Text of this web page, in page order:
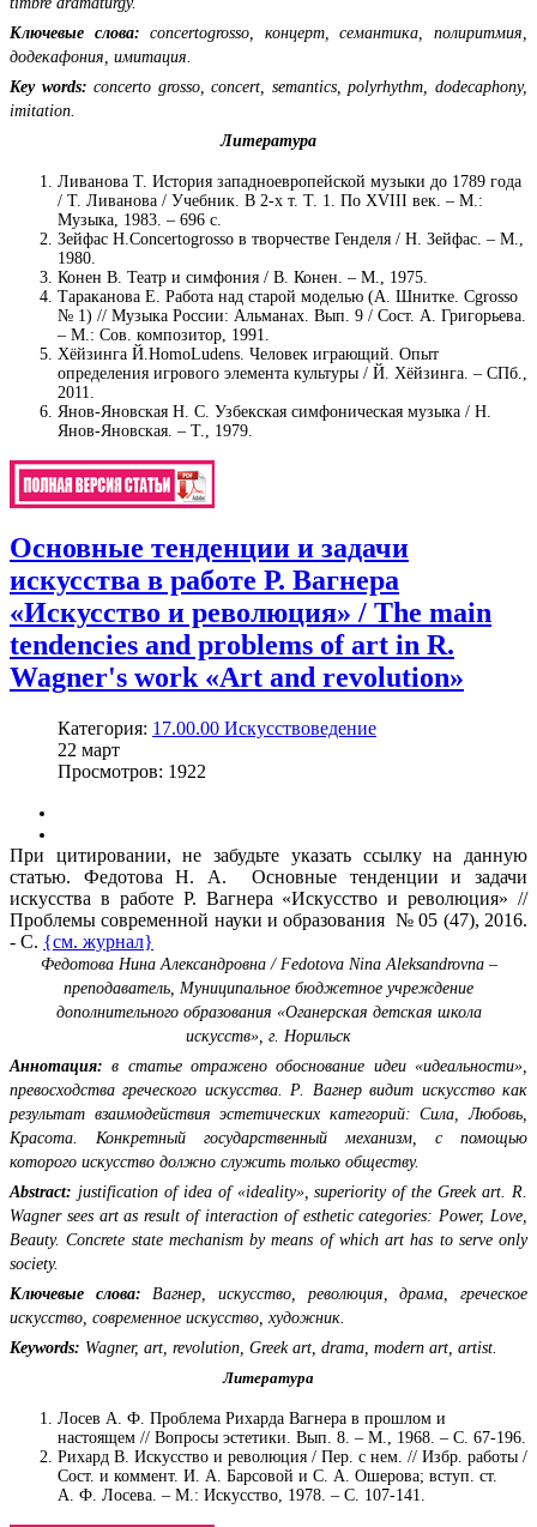
Ключевые слова: concertogrosso, концерт, семантика, полиритмия,
додекафония, имитация.
Key words:concerto grosso, concert, semantics, polyrhythm, dodecaphony,
imitation.
Литература
Ливанова Т. История западноевропейской музыки до 1789 года
/ Т. Ливанова / Учебник. В 2-х т. Т. 1. По XVIII век. – М.:
Музыка, 1983. – 696 с.
Зейфас Н.Concertogrosso в творчестве Генделя / Н. Зейфас. – М.,
1980.
Конен В. Театр и симфония / В. Конен. – М., 1975.
Тараканова Е. Работа над старой моделью (А. Шнитке. Сgrosso
№ 1) // Музыка России: Альманах. Вып. 9 / Сост. А. Григорьева.
– М.: Сов. композитор, 1991.
Хёйзинга Й.HomoLudens. Человек играющий. Опыт
определения игрового элемента культуры / Й. Хёйзинга. – СПб.,
2011.
Янов-Яновская Н. С. Узбекская симфоническая музыка / Н.
Янов-Яновская. – Т., 1979.
Основные тенденции и задачи
искусства в работе Р. Вагнера
«Искусство и революция» / The main
tendencies and problems of art in R.
Wagner's work «Art and revolution»
Категория: 17.00.00 Искусствоведение
22 март
Просмотров: 1922
При цитировании, не забудьте указать ссылку на данную
статью. Федотова Н. А. Основные тенденции и задачи
искусства в работе Р. Вагнера «Искусство и революция» //
Проблемы современной науки и образования № 05 (47), 2016.
- С. {см. журнал}
Федотова Нина Александровна / Fedotova Nina Aleksandrovna –
преподаватель, Муниципальное бюджетное учреждение
дополнительного образования «Оганерская детская школа
искусств», г. Норильск
Аннотация: в статье отражено обоснование идеи «идеальности»,
превосходства греческого искусства. Р. Вагнер видит искусство как
результат взаимодействия эстетических категорий: Сила, Любовь,
Красота. Конкретный государственный механизм, с помощью
которого искусство должно служить только обществу.
Abstract: justification of idea of «ideality», superiority of the Greek art. R.
Wagner sees art as result of interaction of esthetic categories: Power, Love,
Beauty. Concrete state mechanism by means of which art has to serve only
society.
Ключевые слова: Вагнер, искусство, революция, драма, греческое
искусство, современное искусство, художник.
Keywords: Wagner, art, revolution, Greek art, drama, modern art, artist.
Литература
Лосев А. Ф. Проблема Рихарда Вагнера в прошлом и
настоящем // Вопросы эстетики. Вып. 8. – М., 1968. – С. 67-196.
Рихард В. Искусство и революция / Пер. с нем. // Избр. работы /
Сост. и коммент. И. А. Барсовой и С. А. Ошерова; вступ. ст.
А. Ф. Лосева. – М.: Искусство, 1978. – С. 107-141.